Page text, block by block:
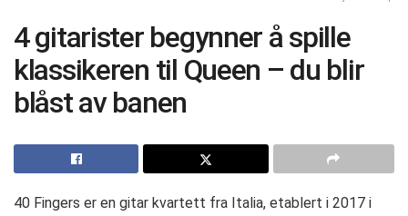
4 gitarister begynner å spille
klassikeren til Queen – du blir
blåst av banen
40 Fingers er en gitar kvartett fra Italia, etablert i 2017 i